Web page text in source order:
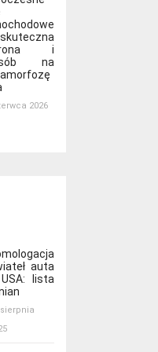
i
na
2026
auta
lista
sierpnia